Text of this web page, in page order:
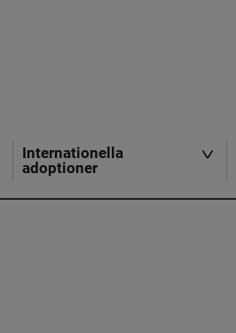
Internationella
adoptioner